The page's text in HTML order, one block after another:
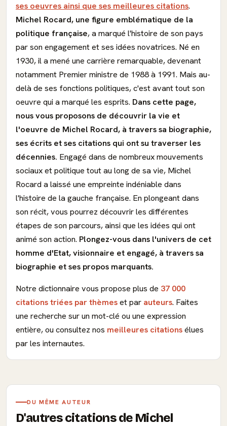
ses oeuvres ainsi que ses meilleures citations.
Michel Rocard, une figure emblématique de la
politique française, a marqué l'histoire de son pays
par son engagement et ses idées novatrices. Né en
1930, il a mené une carrière remarquable, devenant
notamment Premier ministre de 1988 à 1991. Mais au-
delà de ses fonctions politiques, c'est avant tout son
oeuvre qui a marqué les esprits. Dans cette page,
nous vous proposons de découvrir la vie et
l'oeuvre de Michel Rocard, à travers sa biographie,
ses écrits et ses citations qui ont su traverser les
décennies. Engagé dans de nombreux mouvements
sociaux et politique tout au long de sa vie, Michel
Rocard a laissé une empreinte indéniable dans
l'histoire de la gauche française. En plongeant dans
son récit, vous pourrez découvrir les différentes
étapes de son parcours, ainsi que les idées qui ont
animé son action. Plongez-vous dans l'univers de cet
homme d'Etat, visionnaire et engagé, à travers sa
biographie et ses propos marquants.
Notre dictionnaire vous propose plus de 37 000
citations triées par thèmeset par auteurs. Faites
une recherche sur un mot-clé ou une expression
entière, ou consultez nos meilleures citationsélues
par les internautes.
DU MÊME AUTEUR
D'autres citations de Michel